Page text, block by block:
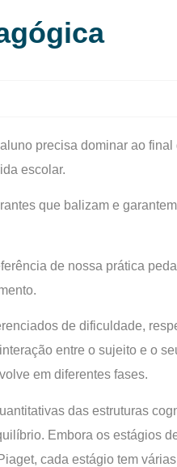
precisa dominar ao final
escolar.
que balizam e
de nossa prática
de dificuldade,
entre o sujeito e o
em diferentes fases.
das estruturas
Embora os estágios
cada estágio tem